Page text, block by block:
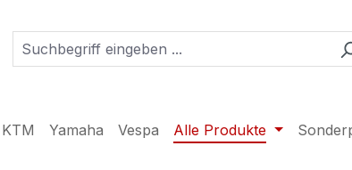
KTM Yamaha Vespa Alle Produkte